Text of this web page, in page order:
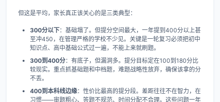
但这是平均，家长真正该关心的是三类典型：
300分以下：基础塌了。但提分空间最大，一年提到400分以上甚
至冲450，在管理严格的学校不少见。关键是一轮复习必须把初中
知识点、高中基础公式过一遍，不能上来就刷题。
300到400分：有底子，但漏洞多。提分目标定在100到180分比
较现实。重点抓基础题和中档题，难题战略性放弃，确保该拿的分
不丢。
400到本科线边缘：性价比最高的提分段。差距往往不在智力，在
习惯——审题粗心、答题不规范、时间分配不合理。这些问题一年